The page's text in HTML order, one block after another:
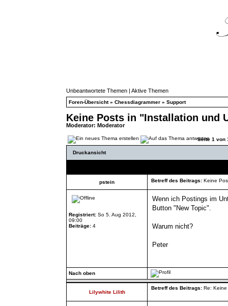
Unbeantwortete Themen | Aktive Themen
Foren-Übersicht» Chessdiagrammer » Support
Keine Posts in "Installation und
Moderator: Moderator
Seite 1 von
Druckansicht
pstein Betreff des Beitrags: Keine
Registriert: So 5. Aug 2012,
09:00
Beiträge: 4
Wenn ich Postings im
Button "New Topic".
Warum nicht?
Peter
Nach oben
Lilywhite Lilith
Betreff des Beitrags: Re: